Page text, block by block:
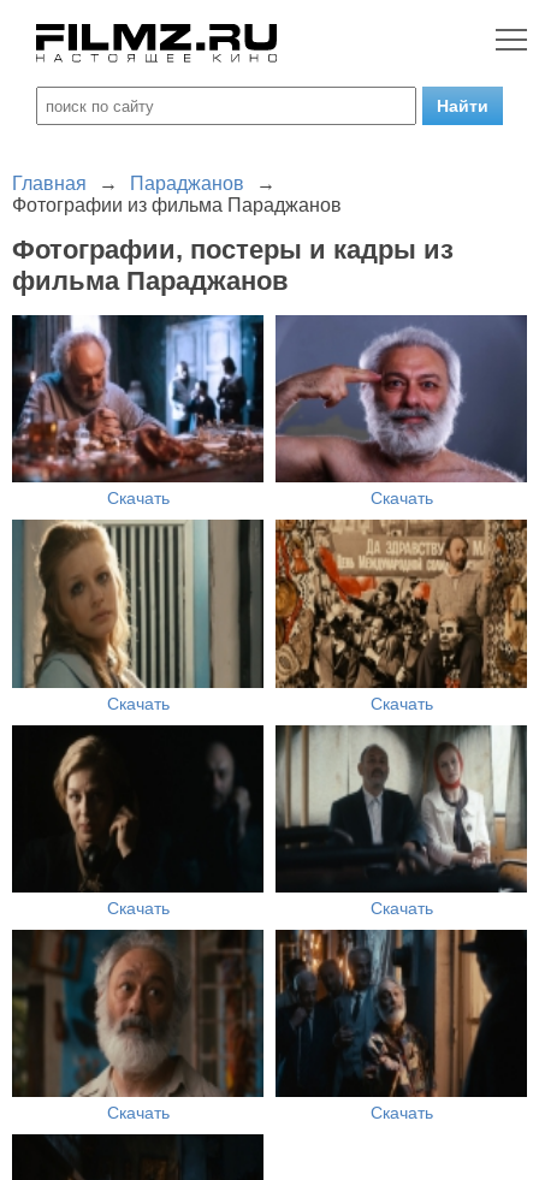
Главная → Параджанов
→
Фотографии из фильма Параджанов
Фотографии, постеры и кадры из
фильма Параджанов
Скачать Скачать
Скачать Скачать
Скачать Скачать
Скачать Скачать